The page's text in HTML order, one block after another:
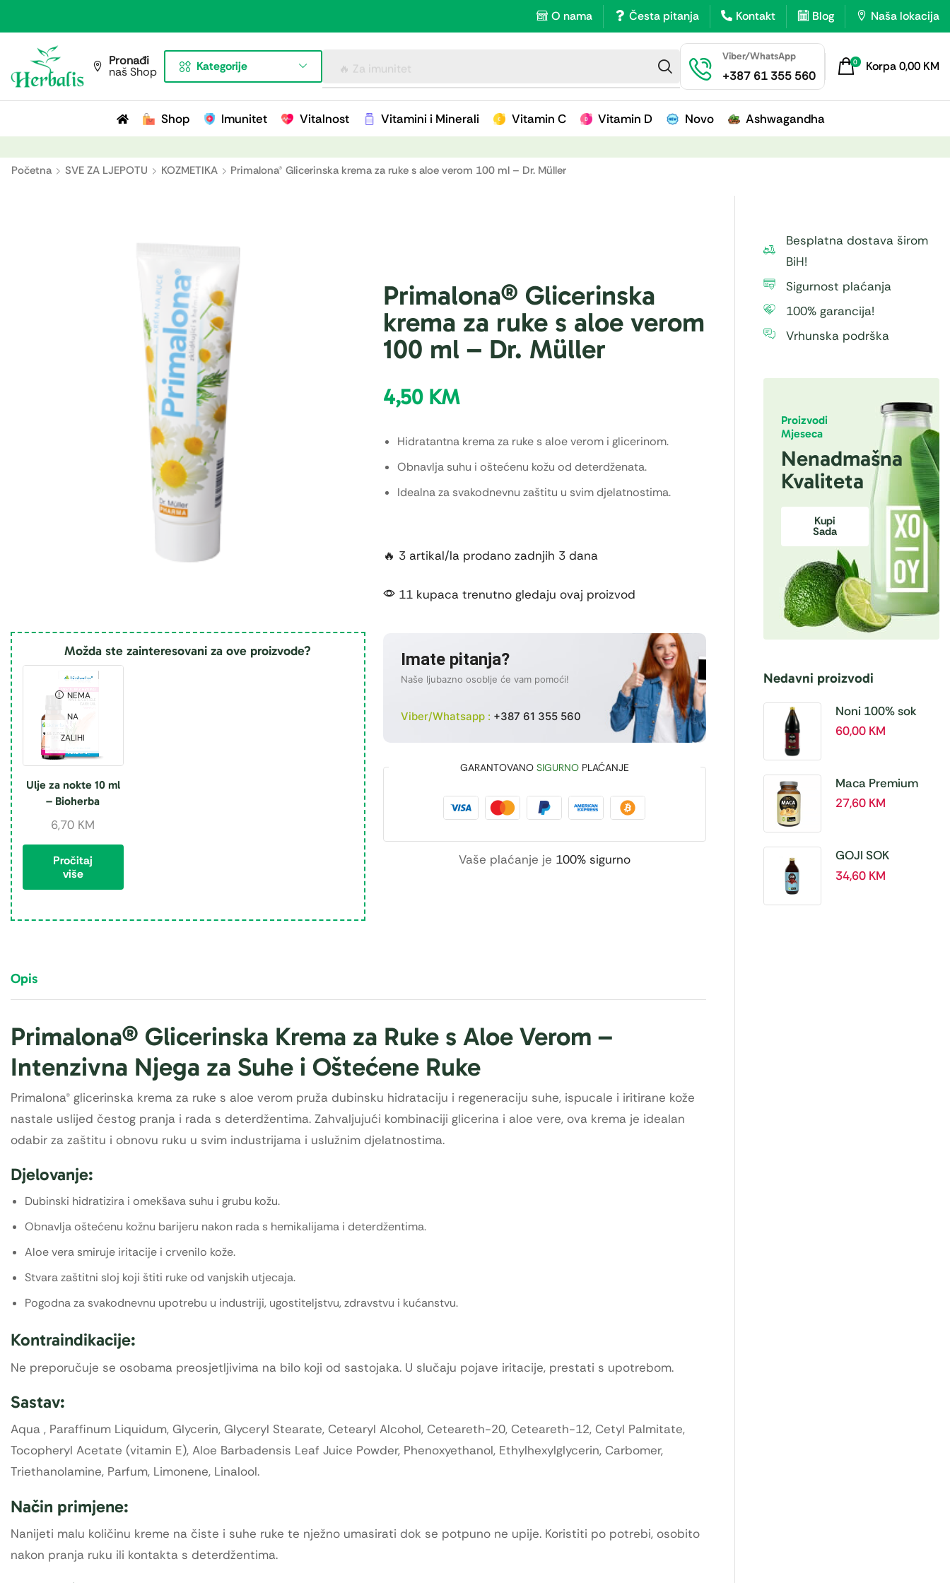
O nama Česta pitanja Kontakt Blog Naša lokacija
Pronađi
naš Shop Kategorije 🔥 Za imunitet
Viber/WhatsApp
+387 61 355 560
0 Korpa0,00 KM
Shop Imunitet Vitalnost Vitamini i Minerali Vitamin C Vitamin D Novo Ashwagandha
Početna SVE ZA LJEPOTU KOZMETIKA Primalona® Glicerinska krema za ruke s aloe verom 100 ml – Dr. Müller
Možda ste zainteresovani za ove proizvode?
NEMA
NA
ZALIHI
Ulje za nokte 10 ml
– Bioherba
6,70 KM
Pročitaj
više
Primalona® Glicerinska
krema za ruke s aloe verom
100 ml – Dr. Müller
4,50 KM
Hidratantna krema za ruke s aloe verom i glicerinom.
Obnavlja suhu i oštećenu kožu od deterdženata.
Idealna za svakodnevnu zaštitu u svim djelatnostima.
🔥 3 artikal/la prodano zadnjih 3 dana
11 kupaca trenutno gledaju ovaj proizvod
Imate pitanja?
Naše ljubazno osoblje će vam pomoći!
Viber/Whatsapp : +387 61 355 560
GARANTOVANO SIGURNOPLAĆANJE
Vaše plaćanje je 100% sigurno
Opis
Primalona® Glicerinska Krema za Ruke s Aloe Verom –
Intenzivna Njega za Suhe i Oštećene Ruke
Primalona® glicerinska krema za ruke s aloe verom pruža dubinsku hidrataciju i regeneraciju suhe, ispucale i iritirane kože
nastale uslijed čestog pranja i rada s deterdžentima. Zahvaljujući kombinaciji glicerina i aloe vere, ova krema je idealan
odabir za zaštitu i obnovu ruku u svim industrijama i uslužnim djelatnostima.
Djelovanje:
Dubinski hidratizira i omekšava suhu i grubu kožu.
Obnavlja oštećenu kožnu barijeru nakon rada s hemikalijama i deterdžentima.
Aloe vera smiruje iritacije i crvenilo kože.
Stvara zaštitni sloj koji štiti ruke od vanjskih utjecaja.
Pogodna za svakodnevnu upotrebu u industriji, ugostiteljstvu, zdravstvu i kućanstvu.
Kontraindikacije:
Ne preporučuje se osobama preosjetljivima na bilo koji od sastojaka. U slučaju pojave iritacije, prestati s upotrebom.
Sastav:
Aqua , Paraffinum Liquidum, Glycerin, Glyceryl Stearate, Cetearyl Alcohol, Ceteareth-20, Ceteareth-12, Cetyl Palmitate,
Tocopheryl Acetate (vitamin E), Aloe Barbadensis Leaf Juice Powder, Phenoxyethanol, Ethylhexylglycerin, Carbomer,
Triethanolamine, Parfum, Limonene, Linalool.
Način primjene:
Nanijeti malu količinu kreme na čiste i suhe ruke te nježno umasirati dok se potpuno ne upije. Koristiti po potrebi, osobito
nakon pranja ruku ili kontakta s deterdžentima.
Besplatna dostava širom
BiH!
Sigurnost plaćanja
100% garancija!
Vrhunska podrška
Proizvodi
Mjeseca
Nenadmašna
Kvaliteta
Kupi
Sada
Nedavni proizvodi
Noni 100% sok
BIO, a 1L – Hanoju
60,00 KM
Maca Premium
BIO 500 mg
27,60 KM
GOJI SOK
PREMIUM 100% a
34,60 KM